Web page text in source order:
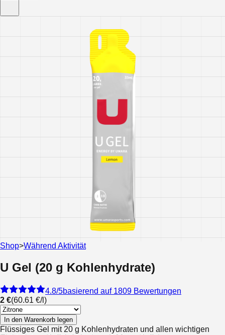
Shop>Während Aktivität
U Gel (20 g Kohlenhydrate)
4.8/5basierend auf 1809 Bewertungen
2 €(60.61 €/l)
In den Warenkorb legen
Flüssiges Gel mit 20 g Kohlenhydraten und allen wichtigen